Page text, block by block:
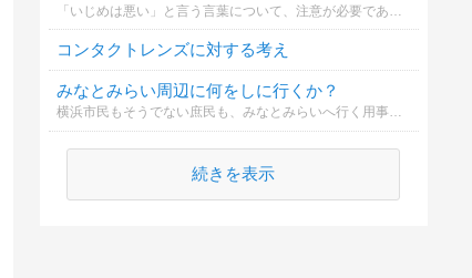
コンタクトレンズに対する考え
みなとみらい周辺に何をしに行くか？
横浜市民もそうでない庶民も、みなとみらいへ行く用事はどれに当てはまるのか答えてくれると嬉しいなぁ・・・。
続きを表示